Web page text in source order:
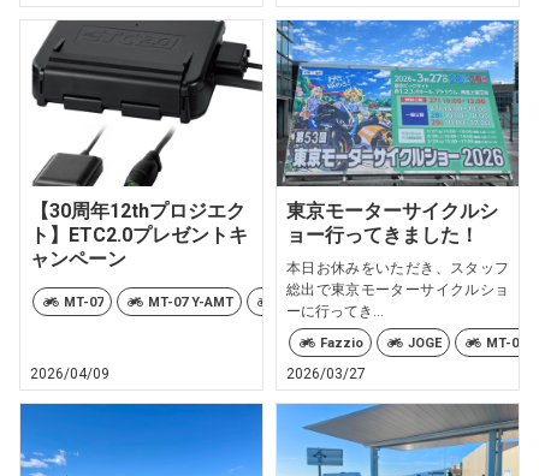
【30周年12thプロジエク
ト】ETC2.0プレゼントキ
ャンペーン
MT-07 MT-07 Y-AMT MT-09 MT-09 Y-AMT
2026/04/09
東京モーターサイクルシ
ョー行ってきました！
本日お休みをいただき、スタッフ
総出で東京モーターサイクルショ
ーに行ってき...
Fazzio JOGE MT-03
2026/03/27